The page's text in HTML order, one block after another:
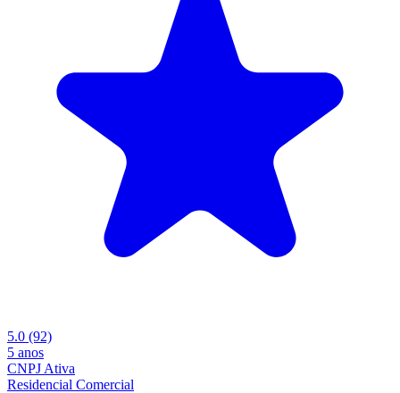
5.0 (92)
5 anos
CNPJ Ativa
Residencial Comercial